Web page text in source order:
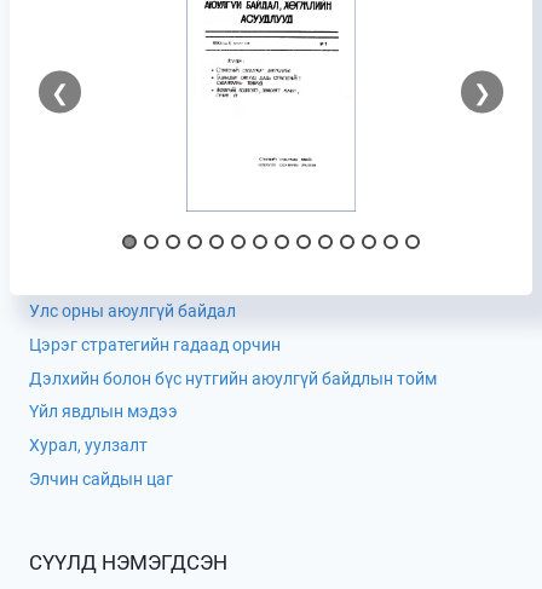
❮ ❯
Улс орны аюулгүй байдал
Цэрэг стратегийн гадаад орчин
Дэлхийн болон бүс нутгийн аюулгүй байдлын тойм
Үйл явдлын мэдээ
Хурал, уулзалт
Элчин сайдын цаг
СҮҮЛД НЭМЭГДСЭН